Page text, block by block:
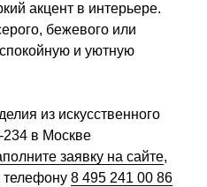
акцент в интерьере.
бежевого или
и уютную
из искусственного
в Москве
заявку на сайте,
телефону 8 495 241 00 86